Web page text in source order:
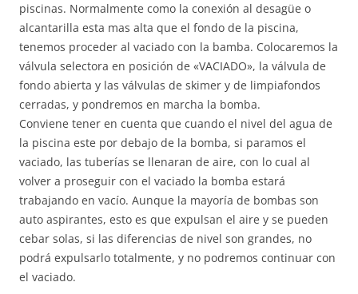
piscinas. Normalmente como la conexión al desagüe o
alcantarilla esta mas alta que el fondo de la piscina,
tenemos proceder al vaciado con la bamba. Colocaremos la
válvula selectora en posición de «VACIADO», la válvula de
fondo abierta y las válvulas de skimer y de limpiafondos
cerradas, y pondremos en marcha la bomba.
Conviene tener en cuenta que cuando el nivel del agua de
la piscina este por debajo de la bomba, si paramos el
vaciado, las tuberías se llenaran de aire, con lo cual al
volver a proseguir con el vaciado la bomba estará
trabajando en vacío. Aunque la mayoría de bombas son
auto aspirantes, esto es que expulsan el aire y se pueden
cebar solas, si las diferencias de nivel son grandes, no
podrá expulsarlo totalmente, y no podremos continuar con
el vaciado.